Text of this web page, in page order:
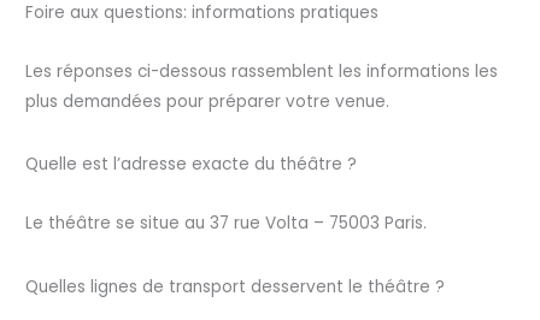
Foire aux questions: informations pratiques
Les réponses ci-dessous rassemblent les informations les
plus demandées pour préparer votre venue.
Quelle est l’adresse exacte du théâtre ?
Le théâtre se situe au 37 rue Volta – 75003 Paris.
Quelles lignes de transport desservent le théâtre ?